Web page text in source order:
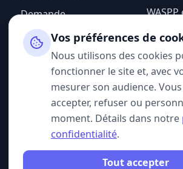
Demande
d'information
Espace admin
CGU
SUIVEZ-NOUS
Vos préférences de
Nous utilisons des cookies
fonctionner le site et, avec
mesurer son audience.
accepter, refuser ou
moment. Détails dans notre
confidentialité.
Tout accepter